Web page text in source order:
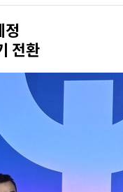
정
전환